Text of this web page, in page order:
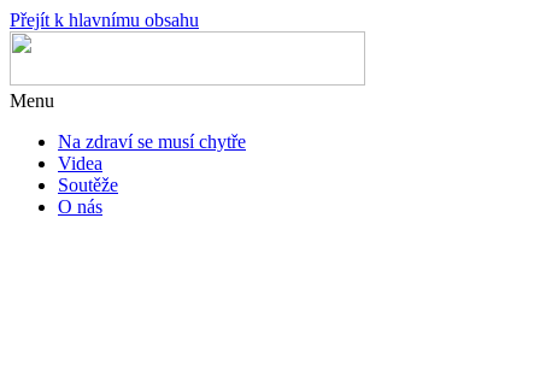
Přejít k hlavnímu obsahu
Menu
Na zdraví se musí chytře
Videa
Soutěže
O nás